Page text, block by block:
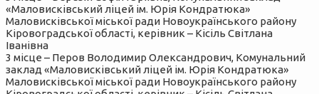
«Маловисківський ліцей ім. Юрія Кондратюка»
Маловисківської міської ради Новоукраїнського району
Кіровоградської області, керівник – Кісіль Світлана
Іванівна
3 місце – Перов Володимир Олександрович, Комунальний
заклад «Маловисківський ліцей ім. Юрія Кондратюка»
Маловисківської міської ради Новоукраїнського району